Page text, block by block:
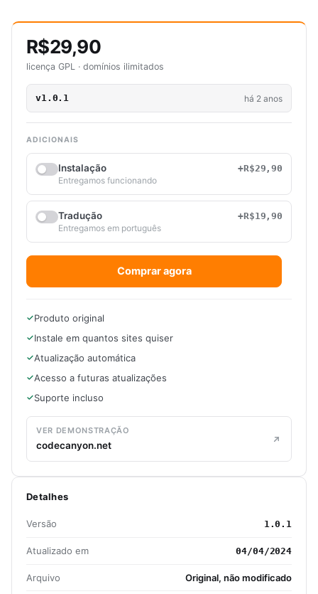
R$29,90
licença GPL · domínios ilimitados
v1.0.1 há 2 anos
ADICIONAIS
Instalação
+R$29,90
Entregamos funcionando
Tradução
+R$19,90
Entregamos em português
Comprar agora
Produto original
Instale em quantos sites quiser
Atualização automática
Acesso a futuras atualizações
Suporte incluso
VER DEMONSTRAÇÃO
codecanyon.net
Detalhes
Versão 1.0.1
Atualizado em 04/04/2024
Arquivo Original, não modificado